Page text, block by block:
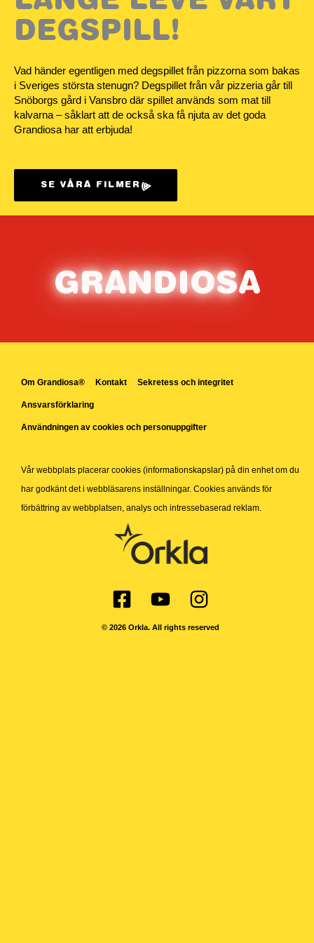
DEGSPILL!
Vad händer egentligen med degspillet från pizzorna som bakas
i Sveriges största stenugn? Degspillet från vår pizzeria går till
Snöborgs gård i Vansbro där spillet används som mat till
kalvarna – såklart att de också ska få njuta av det goda
Grandiosa har att erbjuda!
SE VÅRA FILMER
GRANDIOSA
Om Grandiosa® Kontakt Sekretess och integritet
Ansvarsförklaring
Användningen av cookies och personuppgifter
Vår webbplats placerar cookies (informationskapslar) på din enhet om du
har godkänt det i webbläsarens inställningar. Cookies används för
förbättring av webbplatsen, analys och intressebaserad reklam.
© 2026 Orkla. All rights reserved